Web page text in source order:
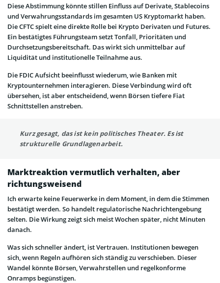
Diese Abstimmung könnte stillen Einfluss auf Derivate, Stablecoins
und Verwahrungsstandards im gesamten US Kryptomarkt haben.
Die CFTC spielt eine direkte Rolle bei Krypto Derivaten und Futures.
Ein bestätigtes Führungsteam setzt Tonfall, Prioritäten und
Durchsetzungsbereitschaft. Das wirkt sich unmittelbar auf
Liquidität und institutionelle Teilnahme aus.
Die FDIC Aufsicht beeinflusst wiederum, wie Banken mit
Kryptounternehmen interagieren. Diese Verbindung wird oft
übersehen, ist aber entscheidend, wenn Börsen tiefere Fiat
Schnittstellen anstreben.
Kurz gesagt, das ist kein politisches Theater. Es ist
strukturelle Grundlagenarbeit.
Marktreaktion vermutlich verhalten, aber
richtungsweisend
Ich erwarte keine Feuerwerke in dem Moment, in dem die Stimmen
bestätigt werden. So handelt regulatorische Nachrichtengebung
selten. Die Wirkung zeigt sich meist Wochen später, nicht Minuten
danach.
Was sich schneller ändert, ist Vertrauen. Institutionen bewegen
sich, wenn Regeln aufhören sich ständig zu verschieben. Dieser
Wandel könnte Börsen, Verwahrstellen und regelkonforme
Onramps begünstigen.